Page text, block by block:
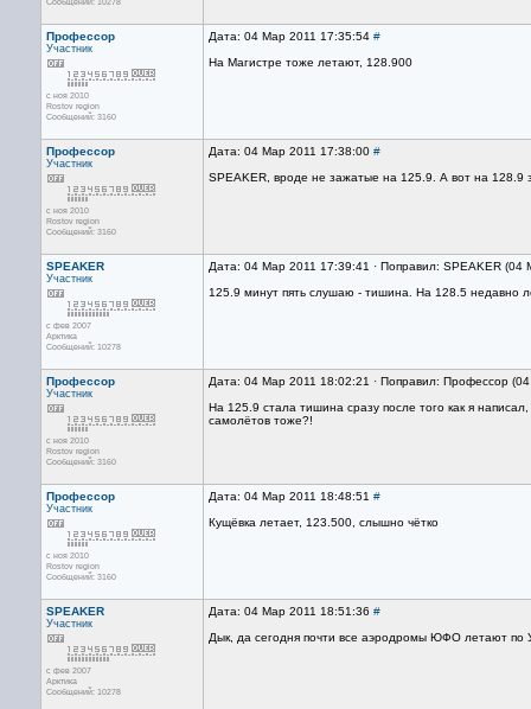
Профессор
Участник
с ноя 2010
Rostov region
Сообщений: 3160
Дата: 04 Мар 2011 17:35:54 #
На Магистре тоже летают, 128.900
Профессор
Участник
с ноя 2010
Rostov region
Сообщений: 3160
Дата: 04 Мар 2011 17:38:00 #
SPEAKER, вроде не зажатые на 125.9. А вот на 128.9
SPEAKER
Участник
с фев 2007
Арктика
Сообщений: 10278
Дата: 04 Мар 2011 17:39:41 · Поправил: SPEAKER
125.9 минут пять слушаю - тишина. На 128.5 недавно
Профессор
Участник
с ноя 2010
Rostov region
Сообщений: 3160
Дата: 04 Мар 2011 18:02:21 · Поправил: Профессор
На 125.9 стала тишина сразу после того как я
самолётов тоже?!
Профессор
Участник
с ноя 2010
Rostov region
Сообщений: 3160
Дата: 04 Мар 2011 18:48:51 #
Кущёвка летает, 123.500, слышно чётко
SPEAKER
Участник
с фев 2007
Арктика
Сообщений: 10278
Дата: 04 Мар 2011 18:51:36 #
Дык, да сегодня почти все аэродромы ЮФО летают по